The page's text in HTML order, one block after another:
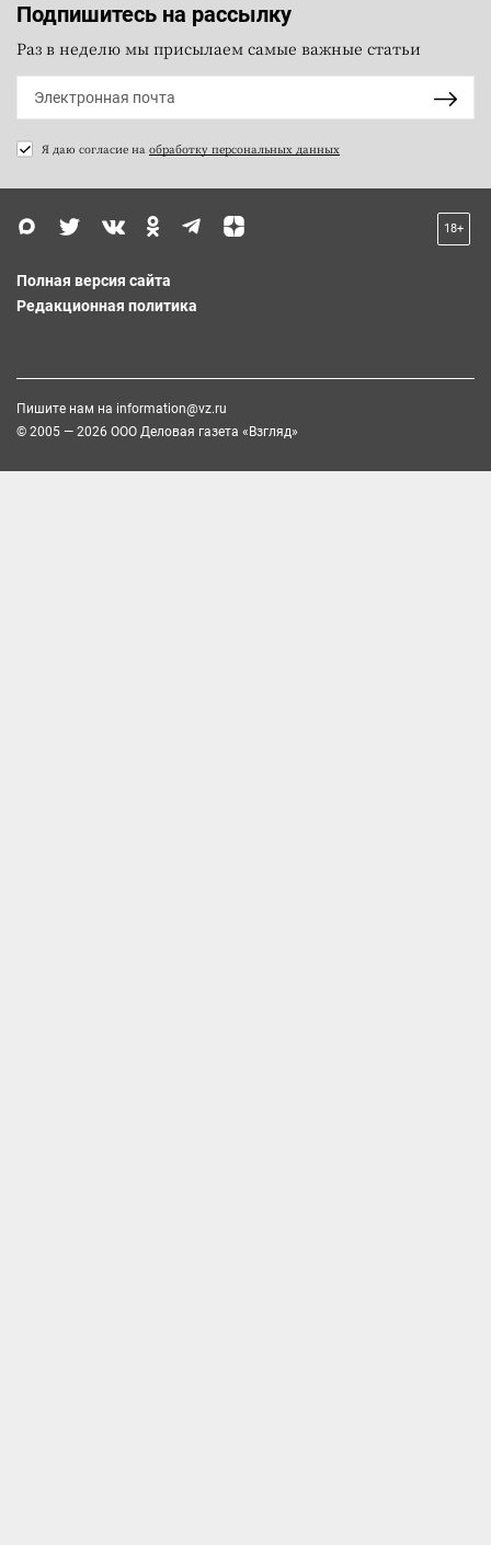
Подпишитесь на рассылку
Раз в неделю мы присылаем самые важные статьи
Я даю согласие на обработку персональных данных
18+
Полная версия сайта
Редакционная политика
Пишите нам на information@vz.ru
© 2005 — 2026 ООО Деловая газета «Взгляд»